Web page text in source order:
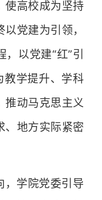
使高校成为坚持
党建为引领，
以党建“红”引
教学提升、学科
推动马克思主义
、地方实际紧密
，学院党委引导